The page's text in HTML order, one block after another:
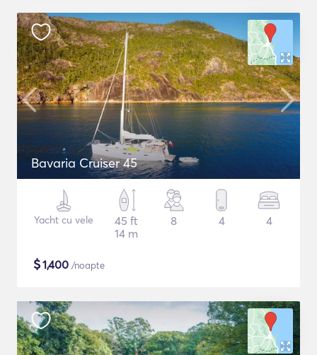
Bavaria Cruiser 45
Yacht cu vele
45 ft
14 m
8 4 4
$1,400 /noapte